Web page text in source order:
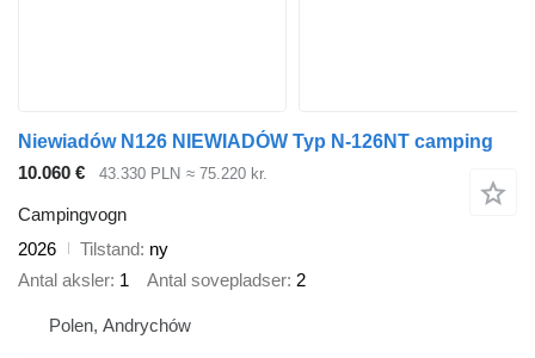
Niewiadów N126 NIEWIADÓW Typ N-126NT camping
10.060 €
43.330 PLN ≈ 75.220 kr.
Campingvogn
2026
Tilstand ny
Antal aksler 1 Antal sovepladser 2
Polen, Andrychów